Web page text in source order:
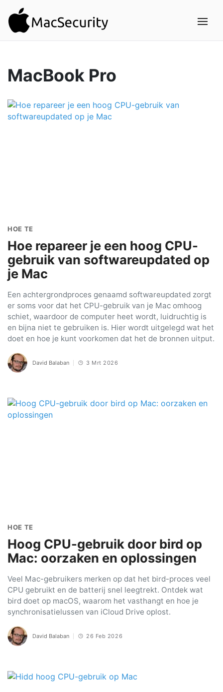
MacBook Pro
HOE TE
Hoe repareer je een hoog CPU-
gebruik van softwareupdated op
je Mac
Een achtergrondproces genaamd softwareupdated zorgt
er soms voor dat het CPU-gebruik van je Mac omhoog
schiet, waardoor de computer heet wordt, luidruchtig is
en bijna niet te gebruiken is. Hier wordt uitgelegd wat het
doet en hoe je kunt voorkomen dat het de bronnen uitput.
David Balaban 3 Mrt 2026
HOE TE
Hoog CPU-gebruik door bird op
Mac: oorzaken en oplossingen
Veel Mac-gebruikers merken op dat het bird-proces veel
CPU gebruikt en de batterij snel leegtrekt. Ontdek wat
bird doet op macOS, waarom het vasthangt en hoe je
synchronisatielussen van iCloud Drive oplost.
David Balaban 26 Feb 2026